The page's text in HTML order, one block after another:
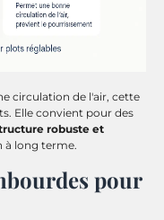
circulation de l'air, cette
Elle convient pour des
robuste et
à long terme.
pour